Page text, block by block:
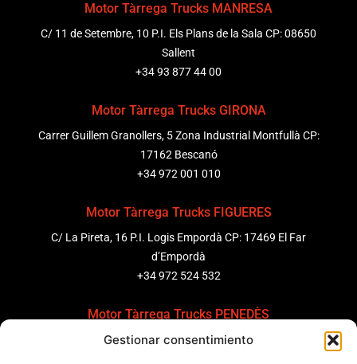
Gestionar consentimiento
Motor Tàrrega Trucks MANRESA
C/ 11 de Setembre, 10 P.I. Els Plans de la Sala CP: 08650
Sallent
+34 93 877 44 00
Motor Tàrrega Trucks GIRONA
Carrer Guillem Granollers, 5 Zona Industrial Montfullà CP:
17162 Bescanó
+34 972 001 010
Motor Tàrrega Trucks FIGUERES
C/ La Pireta, 16 P.I. Logis Empordà CP: 17469 El Far
d’Empordà
+34 972 524 532
Motor Tàrrega Trucks PENEDÈS
C/ Ponent 8, Pol. Ind. Sant Pere Molanta, CP: 08799